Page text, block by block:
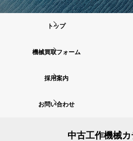
トップ
機械買取フォーム
採用案内
お問い合わせ
中古工作機械カ